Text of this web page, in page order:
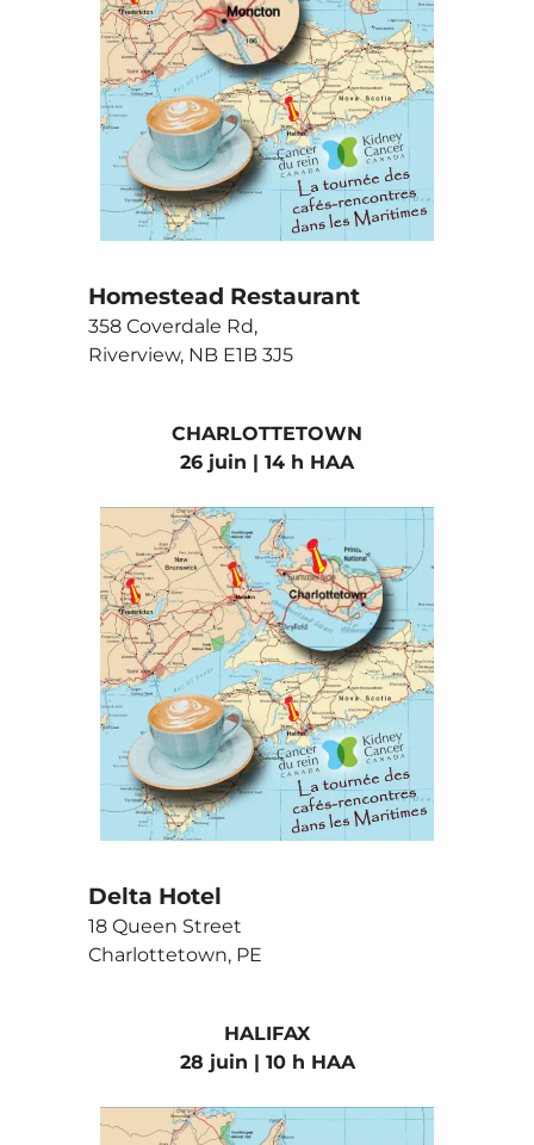
Homestead Restaurant
358 Coverdale Rd,
Riverview, NB E1B 3J5
CHARLOTTETOWN
26 juin | 14 h HAA
Delta Hotel
18 Queen Street
Charlottetown, PE
HALIFAX
28 juin | 10 h HAA